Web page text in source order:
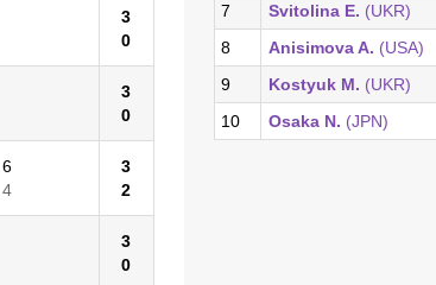
3
0
3
0
6
4
3
2
3
0
7
Svitolina E. (UKR)
8
Anisimova A. (USA)
9
Kostyuk M. (UKR)
10
Osaka N. (JPN)